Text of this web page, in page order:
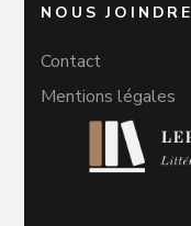
NOUS JOINDRE
Contact
Mentions légales